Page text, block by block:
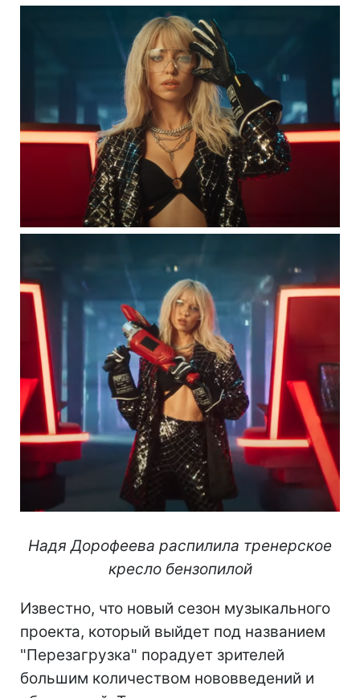
Надя Дорофеева распилила тренерское
кресло бензопилой
Известно, что новый сезон музыкального
проекта, который выйдет под названием
"Перезагрузка" порадует зрителей
большим количеством нововведений и